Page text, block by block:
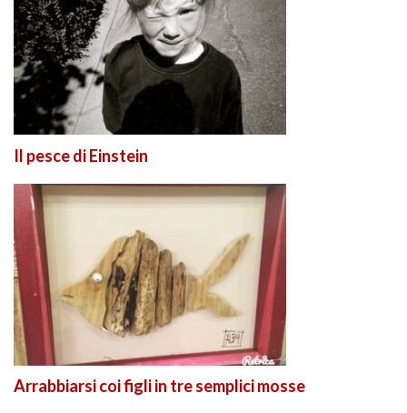
Il pesce di Einstein
Arrabbiarsi coi figli in tre semplici mosse